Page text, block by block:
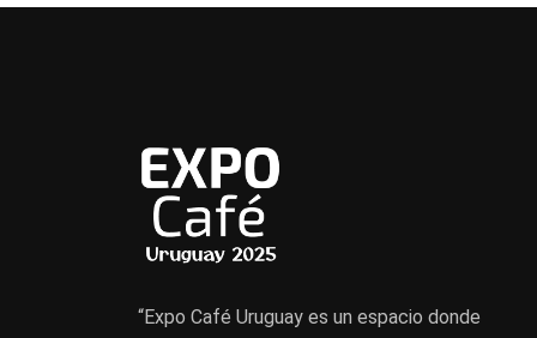
“Expo Café Uruguay es un espacio donde